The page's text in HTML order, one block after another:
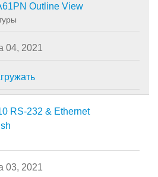
Outline View
04, 2021
RS-232 & Ethernet
03, 2021